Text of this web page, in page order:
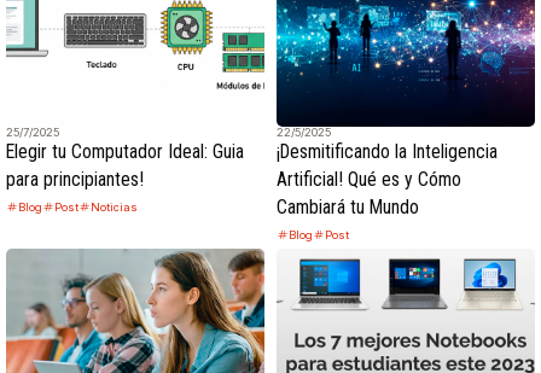
25/7/2025
Elegir tu Computador Ideal: Guia
para principiantes!
Blog Post Noticias
22/5/2025
¡Desmitificando la Inteligencia
Artificial! Qué es y Cómo
Cambiará tu Mundo
Blog Post